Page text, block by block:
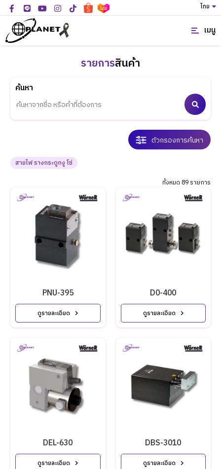
ไทย
เมนู
รายการสินค้า
ค้นหา
ตัวกรองการค้นหา
สายไฟ รางกระดูกงู โซ่
ทั้งหมด 89 รายการ
ดูรายละเอียด
PNU-395
ดูรายละเอียด
D0-400
ดูรายละเอียด
DEL-630
ดูรายละเอียด
DBS-3010